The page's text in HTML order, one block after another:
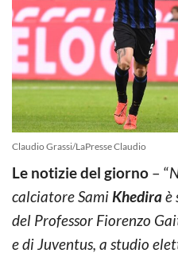
Claudio Grassi/LaPresse Claudio
Le notizie del giorno – “
calciatore Sami Khediraè
del Professor Fiorenzo
e di Juventus, a studio